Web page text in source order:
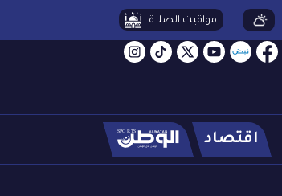
مواقيت الصلاة
اقتصاد